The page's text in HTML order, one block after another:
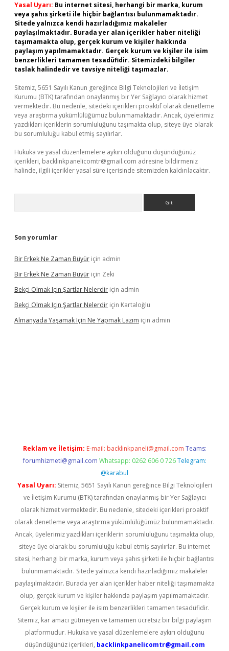
Yasal Uyarı: Bu internet sitesi, herhangi bir marka, kurum
veya şahıs şirketi ile hiçbir bağlantısı bulunmamaktadır.
Sitede yalnızca kendi hazırladığımız makaleler
paylaşılmaktadır. Burada yer alan içerikler haber niteliği
taşımamakta olup, gerçek kurum ve kişiler hakkında
paylaşım yapılmamaktadır. Gerçek kurum ve kişiler ile isim
benzerlikleri tamamen tesadüfidir. Sitemizdeki bilgiler
taslak halindedir ve tavsiye niteliği taşımazlar.
Sitemiz, 5651 Sayılı Kanun gereğince Bilgi Teknolojileri ve İletişim
Kurumu (BTK) tarafından onaylanmış bir Yer Sağlayıcı olarak hizmet
vermektedir. Bu nedenle, sitedeki içerikleri proaktif olarak denetleme
veya araştırma yükümlülüğümüz bulunmamaktadır. Ancak, üyelerimiz
yazdıkları içeriklerin sorumluluğunu taşımakta olup, siteye üye olarak
bu sorumluluğu kabul etmiş sayılırlar.
Hukuka ve yasal düzenlemelere aykırı olduğunu düşündüğünüz
içerikleri, backlinkpanelicomtr@gmail.com adresine bildirmeniz
halinde, ilgili içerikler yasal süre içerisinde sitemizden kaldırılacaktır.
Son yorumlar
Bir Erkek Ne Zaman Büyür için admin
Bir Erkek Ne Zaman Büyür için Zeki
Bekçi Olmak Için Şartlar Nelerdir için admin
Bekçi Olmak Için Şartlar Nelerdir için Kartaloğlu
Almanyada Yaşamak Için Ne Yapmak Lazım için admin
Reklam ve İletişim: E-mail: backlinkpaneli@gmail.com Teams:
forumhizmeti@gmail.com Whatsapp: 0262 606 0 726 Telegram:
@karabul
Yasal Uyarı: Sitemiz, 5651 Sayılı Kanun gereğince Bilgi Teknolojileri
ve İletişim Kurumu (BTK) tarafından onaylanmış bir Yer Sağlayıcı
olarak hizmet vermektedir. Bu nedenle, sitedeki içerikleri proaktif
olarak denetleme veya araştırma yükümlülüğümüz bulunmamaktadır.
Ancak, üyelerimiz yazdıkları içeriklerin sorumluluğunu taşımakta olup,
siteye üye olarak bu sorumluluğu kabul etmiş sayılırlar. Bu internet
sitesi, herhangi bir marka, kurum veya şahıs şirketi ile hiçbir bağlantısı
bulunmamaktadır. Sitede yalnızca kendi hazırladığımız makaleler
paylaşılmaktadır. Burada yer alan içerikler haber niteliği taşımamakta
olup, gerçek kurum ve kişiler hakkında paylaşım yapılmamaktadır.
Gerçek kurum ve kişiler ile isim benzerlikleri tamamen tesadüfidir.
Sitemiz, kar amacı gütmeyen ve tamamen ücretsiz bir bilgi paylaşım
platformudur. Hukuka ve yasal düzenlemelere aykırı olduğunu
düşündüğünüz içerikleri, backlinkpanelicomtr@gmail.com